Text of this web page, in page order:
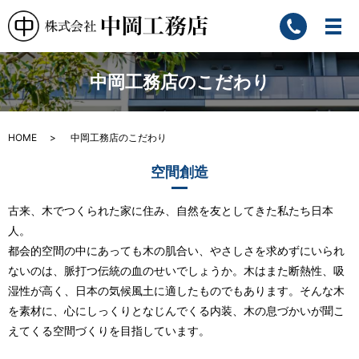
中岡工務店のこだわり
HOME 中岡工務店のこだわり
空間創造
古来、木でつくられた家に住み、自然を友としてきた私たち日本
人。
都会的空間の中にあっても木の肌合い、やさしさを求めずにいられ
ないのは、脈打つ伝統の血のせいでしょうか。 木はまた断熱性、吸
湿性が高く、日本の気候風土に適したものでもあります。 そんな木
を素材に、心にしっくりとなじんでくる内装、木の息づかいが聞こ
えてくる空間づくりを目指しています。